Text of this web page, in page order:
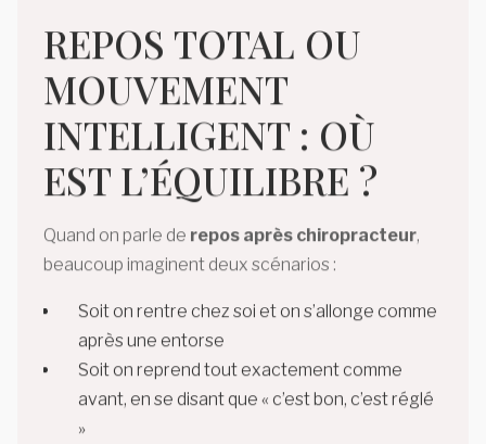
REPOS TOTAL OU
MOUVEMENT
INTELLIGENT : OÙ
EST L’ÉQUILIBRE ?
Quand on parle de repos après chiropracteur,
beaucoup imaginent deux scénarios :
Soit on rentre chez soi et on s’allonge comme
après une entorse
Soit on reprend tout exactement comme
avant, en se disant que « c’est bon, c’est réglé
»